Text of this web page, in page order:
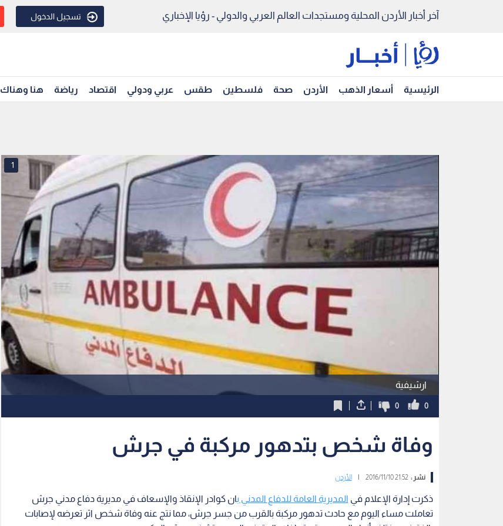
آخر أخبار الأردن المحلية ومستجدات العالم العربي والدولي - رؤيا الإخباري تسجيل الدخول
الرئيسية أسعار الذهب الأردن صحة فلسطين طقس عربي ودولي اقتصاد رياضة هنا وهناك
ارشيفية
1
0
0
وفاة شخص بتدهور مركبة في جرش
نشر :21:52 2016/11/10 الأردن
ذكرت إدارة الإعلام في المديرية العامة للدفاع المدني بان كوادر الإنقاذ والإسعاف في مديرية دفاع مدني جرش
تعاملت مساء اليوم مع حادث تدهور مركبة بالقرب من جسر جرش، مما نتج عنه وفاة شخص اثر تعرضه لإصابات